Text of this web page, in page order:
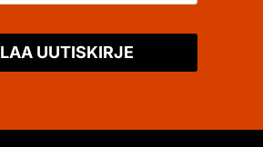
UUTISKIRJE